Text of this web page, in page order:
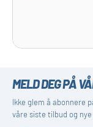
MELD DEG PÅ
Ikke glem å abonnere
våre siste tilbud og